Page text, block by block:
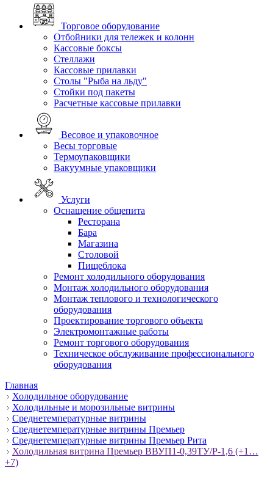
Торговое оборудование
Отбойники для тележек и колонн
Кассовые боксы
Стеллажи
Кассовые прилавки
Столы "Рыба на льду"
Стойки под пакеты
Расчетные кассовые прилавки
Весовое и упаковочное
Весы торговые
Термоупаковщики
Вакуумные упаковщики
Услуги
Оснащение общепита
Ресторана
Бара
Магазина
Столовой
Пищеблока
Ремонт холодильного оборудования
Монтаж холодильного оборудования
Монтаж теплового и технологического
оборудования
Проектирование торгового объекта
Электромонтажные работы
Ремонт торгового оборудования
Техническое обслуживание профессионального
оборудования
Главная
Холодильное оборудование
Холодильные и морозильные витрины
Среднетемпературные витрины
Среднетемпературные витрины Премьер
Среднетемпературные витрины Премьер Рита
Холодильная витрина Премьер ВВУП1-0,39ТУ/Р-1,6 (+1…
+7)